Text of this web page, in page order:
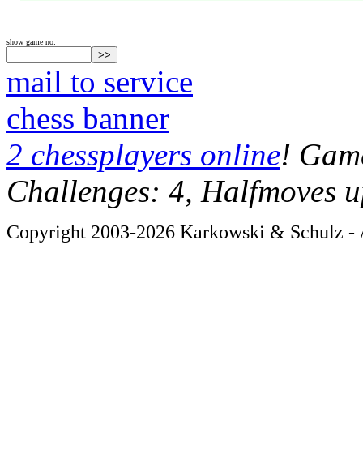
show game no:
mail to service
chess banner
2 chessplayers online!
Challenges: 4, Halfmoves
Copyright 2003-2026 Karkowski & Schulz